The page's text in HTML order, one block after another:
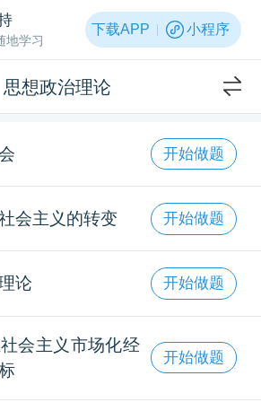
地学习
下载APP 小程序
思想政治理论
开始做题
会主义的转变 开始做题
论 开始做题
会主义市场化经
开始做题